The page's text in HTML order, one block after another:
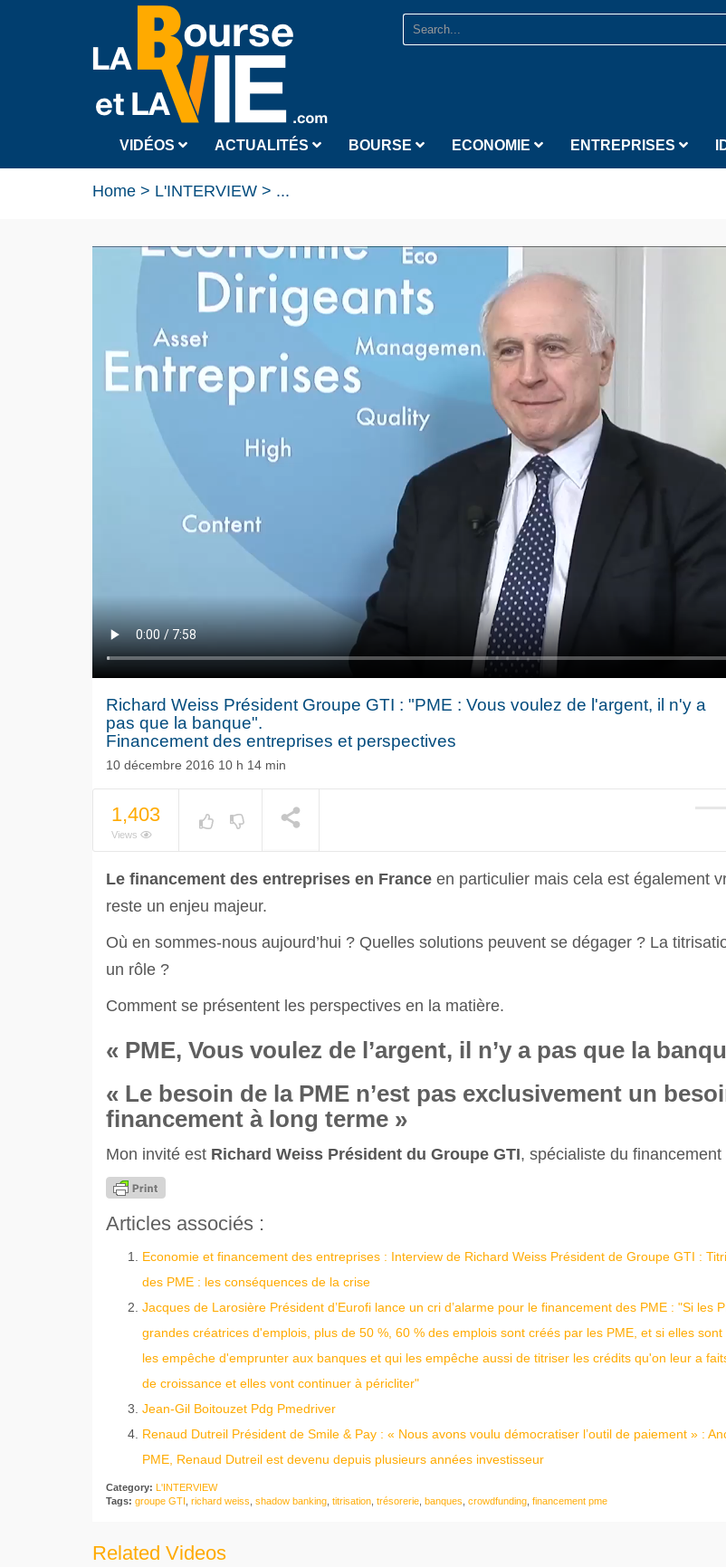
VIDÉOS ACTUALITÉS BOURSE ECONOMIE ENTREPRISES
Home > L'INTERVIEW > ...
Lecteur vidéo
NOW PLAYING
Richard Weiss Président Groupe GTI : "PME : Vous voulez de l'argent, il n'y a
pas que la banque".
Financement des entreprises et perspectives
10 décembre 2016 10 h 14 min
1,403
Views
Le financement des entreprises en France en particulier mais cela est également
reste un enjeu majeur.
Où en sommes-nous aujourd’hui ? Quelles solutions peuvent se dégager ? La
un rôle ?
Comment se présentent les perspectives en la matière.
« PME, Vous voulez de l’argent, il n’y a pas que la
« Le besoin de la PME n’est pas exclusivement un
financement à long terme »
Mon invité est Richard Weiss Président du Groupe GTI, spécialiste du
Articles associés :
Economie et financement des entreprises : Interview de Richard Weiss Président de Groupe GTI :
des PME : les conséquences de la crise
Jacques de Larosière Président d’Eurofi lance un cri d’alarme pour le financement des PME : "Si les
grandes créatrices d'emplois, plus de 50 %, 60 % des emplois sont créés par les PME, et si elles
les empêche d'emprunter aux banques et qui les empêche aussi de titriser les crédits qu'on leur a
de croissance et elles vont continuer à péricliter"
Jean-Gil Boitouzet Pdg Pmedriver
Renaud Dutreil Président de Smile & Pay : « Nous avons voulu démocratiser l’outil de paiement » :
PME, Renaud Dutreil est devenu depuis plusieurs années investisseur
Category: L'INTERVIEW
Tags: groupe GTI richard weiss shadow banking titrisation trésorerie banques crowdfunding financement pme
Related Videos